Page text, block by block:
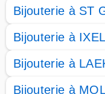
Bijouterie à ST
Bijouterie à
Bijouterie à
Bijouterie à